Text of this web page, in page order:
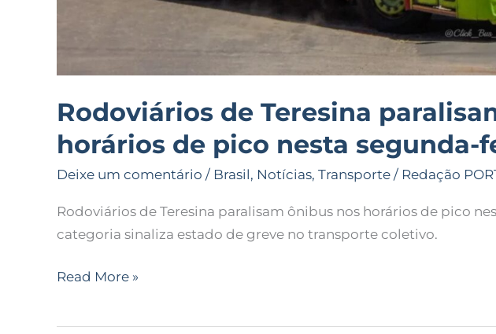
Rodoviários de Teresina
horários de pico nesta segunda-
Deixe um comentário / Brasil, Notícias, Transporte / Redação
Rodoviários de Teresina paralisam ônibus nos horários de pico
categoria sinaliza estado de greve no transporte coletivo.
Read More »